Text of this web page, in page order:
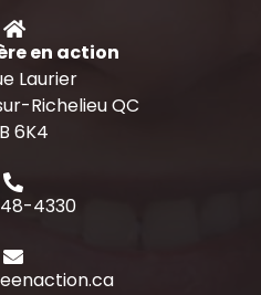
en action
Laurier
Richelieu QC
6K4
4330